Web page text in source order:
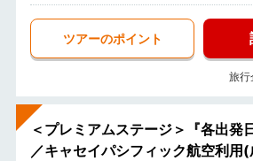
ツアーのポイント
旅行
＜プレミアムステージ＞『各出発
／キャセイパシフィック航空利用